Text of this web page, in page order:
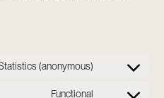
(anonymous)
Functional